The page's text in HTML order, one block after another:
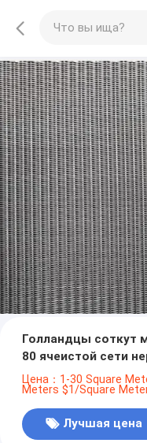
Голландцы соткут
80 ячеистой сети
Цена：1-30 Square
Meters $1/Square
Лучшая цена